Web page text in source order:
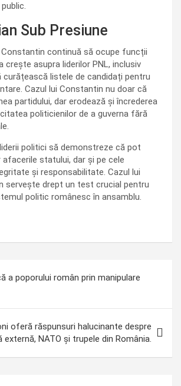
Sub Presiune
Constantin continuă să ocupe funcții
crește asupra liderilor PNL, inclusiv
curățească listele de candidați pentru
Cazul lui Constantin nu doar că
partidului, dar erodează și încrederea
politicienilor de a guverna fără
politici să demonstreze că pot
statului, dar și pe cele
și responsabilitate. Cazul lui
servește drept un test crucial pentru
politic românesc în ansamblu.
a poporului român prin manipulare
oferă răspunsuri halucinante despre
externă, NATO și trupele din România.